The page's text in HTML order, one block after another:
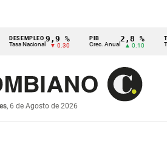
9,9 %
▼ 0.30
PIB
Crec. Anual
2,8 %
▲ 0.10
TRM
Tasa Rep.
, 6 de Agosto de 2026